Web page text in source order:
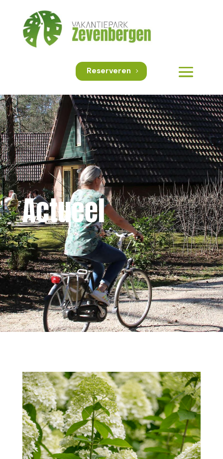
Reserveren
Actueel